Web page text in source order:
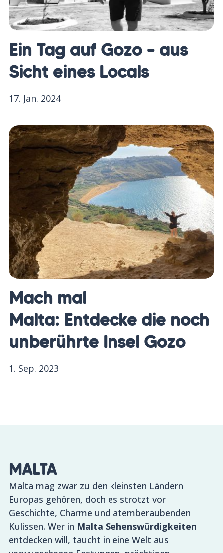
Ein Tag auf Gozo – aus
Sicht eines Locals
17. Jan. 2024
Mach mal
Malta: Entdecke die noch
unberührte Insel Gozo
1. Sep. 2023
MALTA
Malta mag zwar zu den kleinsten Ländern
Europas gehören, doch es strotzt vor
Geschichte, Charme und atemberaubenden
Kulissen. Wer in Malta Sehenswürdigkeiten
entdecken will, taucht in eine Welt aus